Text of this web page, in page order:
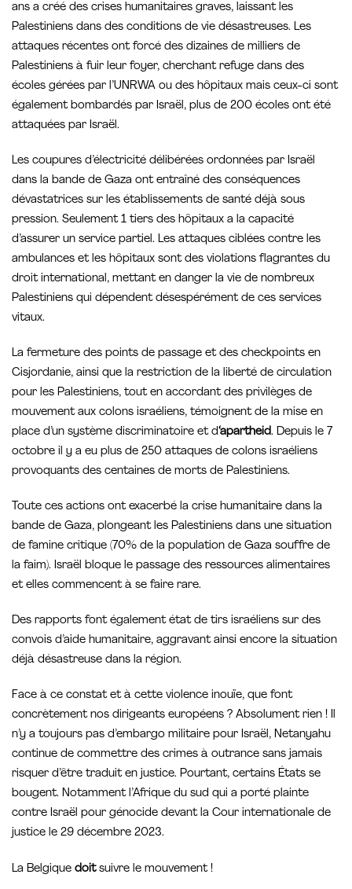
ans a créé des crises humanitaires graves, laissant les
Palestiniens dans des conditions de vie désastreuses. Les
attaques récentes ont forcé des dizaines de milliers de
Palestiniens à fuir leur foyer, cherchant refuge dans des
écoles gérées par l’UNRWA ou des hôpitaux mais ceux-ci sont
également bombardés par Israël, plus de 200 écoles ont été
attaquées par Israël.
Les coupures d’électricité délibérées ordonnées par Israël
dans la bande de Gaza ont entraîné des conséquences
dévastatrices sur les établissements de santé déjà sous
pression. Seulement 1 tiers des hôpitaux a la capacité
d’assurer un service partiel. Les attaques ciblées contre les
ambulances et les hôpitaux sont des violations flagrantes du
droit international, mettant en danger la vie de nombreux
Palestiniens qui dépendent désespérément de ces services
vitaux.
La fermeture des points de passage et des checkpoints en
Cisjordanie, ainsi que la restriction de la liberté de circulation
pour les Palestiniens, tout en accordant des privilèges de
mouvement aux colons israéliens, témoignent de la mise en
place d’un système discriminatoire et d‘apartheid. Depuis le 7
octobre il y a eu plus de 250 attaques de colons israéliens
provoquants des centaines de morts de Palestiniens.
Toute ces actions ont exacerbé la crise humanitaire dans la
bande de Gaza, plongeant les Palestiniens dans une situation
de famine critique (70% de la population de Gaza souffre de
la faim). Israël bloque le passage des ressources alimentaires
et elles commencent à se faire rare.
Des rapports font également état de tirs israéliens sur des
convois d’aide humanitaire, aggravant ainsi encore la situation
déjà désastreuse dans la région.
Face à ce constat et à cette violence inouïe, que font
concrètement nos dirigeants européens ? Absolument rien ! Il
n’y a toujours pas d’embargo militaire pour Israël, Netanyahu
continue de commettre des crimes à outrance sans jamais
risquer d’être traduit en justice. Pourtant, certains États se
bougent. Notamment l’Afrique du sud qui a porté plainte
contre Israël pour génocide devant la Cour internationale de
justice le 29 décembre 2023.
La Belgique doit suivre le mouvement !